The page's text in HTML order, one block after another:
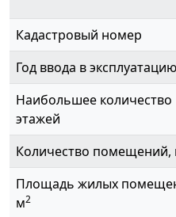
Кадастровый номер
Год ввода в эксплуатацию
Наибольшее количество
этажей
Количество помещений,
Площадь жилых
м2